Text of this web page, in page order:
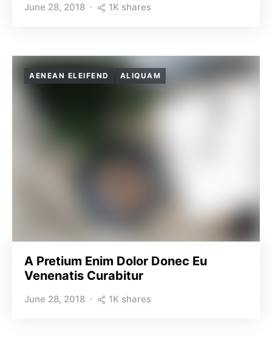
June 28, 2018 1K shares
AENEAN ELEIFEND ALIQUAM
A Pretium Enim Dolor Donec Eu
Venenatis Curabitur
June 28, 2018 1K shares